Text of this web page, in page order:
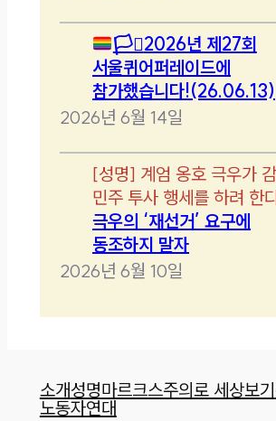
🏳️‍⚧️2026년 제27회
서울퀴어퍼레이드에
참가했습니다!(26.06.13)
2026년 6월 14일
[성명] 계엄 옹호 극우가
민주 투사 행세를 하려 한
극우의 ‘재선거’ 요구에
동조하지 말자
2026년 6월 10일
소개성명마르크스주의로 세상보기
노동자연대